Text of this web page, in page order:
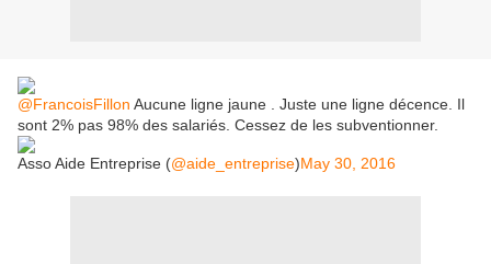
@FrancoisFillon Aucune ligne jaune . Juste une ligne décence. Il
sont 2% pas 98% des salariés. Cessez de les subventionner.
Asso Aide Entreprise (@aide_entreprise)May 30, 2016